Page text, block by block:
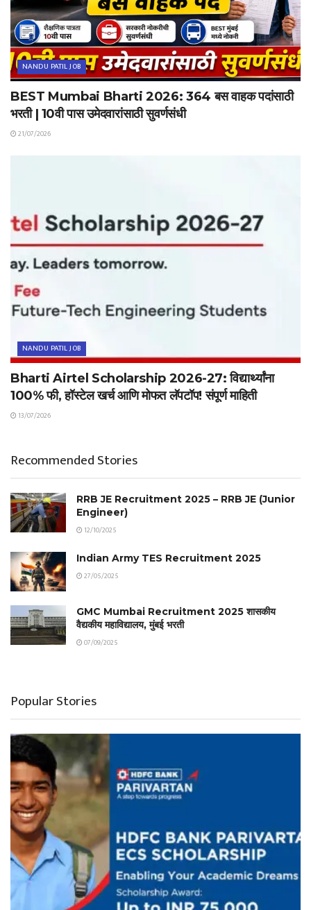
NANDU PATIL JOB
BEST Mumbai Bharti 2026: 364 बस वाहक पदांसाठी
भरती | 10वी पास उमेदवारांसाठी सुवर्णसंधी
21/07/2026
NANDU PATIL JOB
Bharti Airtel Scholarship 2026-27: विद्यार्थ्यांना
100% फी, हॉस्टेल खर्च आणि मोफत लॅपटॉप! संपूर्ण माहिती
13/07/2026
Recommended Stories
RRB JE Recruitment 2025 – RRB JE (Junior
Engineer)
12/10/2025
Indian Army TES Recruitment 2025
27/05/2025
GMC Mumbai Recruitment 2025 शासकीय
वैद्यकीय महाविद्यालय, मुंबई भरती
07/09/2025
Popular Stories